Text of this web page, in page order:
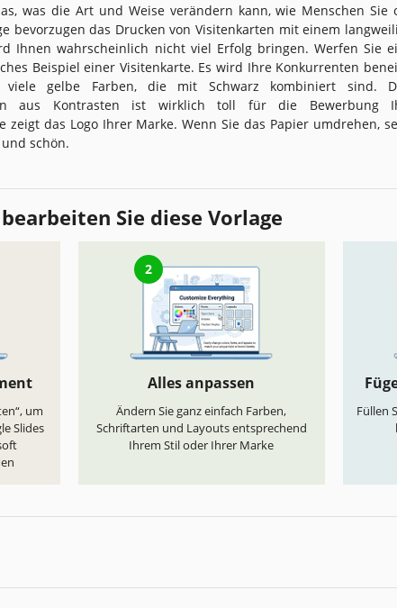
was die Art und Weise verändern kann, wie Menschen Sie
bevorzugen das Drucken von Visitenkarten mit einem
Ihnen wahrscheinlich nicht viel Erfolg bringen. Werfen Sie
Beispiel einer Visitenkarte. Es wird Ihre Konkurrenten
viele gelbe Farben, die mit Schwarz kombiniert sind.
aus Kontrasten ist wirklich toll für die Bewerbung
zeigt das Logo Ihrer Marke. Wenn Sie das Papier umdrehen,
schön.
Sie diese Vorlage
um
Slides
2
Alles anpassen
Ändern Sie ganz einfach Farben,
Schriftarten und Layouts entsprechend
Ihrem Stil oder Ihrer Marke
Füllen